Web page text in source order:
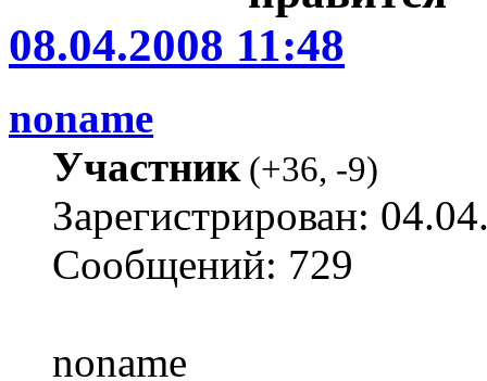
08.04.2008 11:48
noname
Участник(+36, -9)
Зарегистрирован:
Сообщений: 729
noname